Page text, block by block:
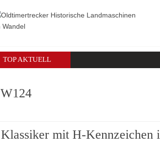
TOP AKTUELL
W124
Klassiker mit H-Kennzeichen